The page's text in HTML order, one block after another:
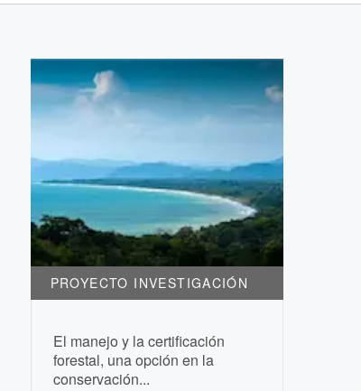
PROYECTO INVESTIGACIÓN
El manejo y la certificación
forestal, una opción en la
conservación...